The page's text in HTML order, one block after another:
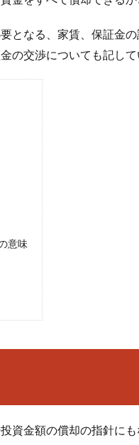
となる、家賃、保証金
の交渉についても記して
意味
資金額の償却の指針にも